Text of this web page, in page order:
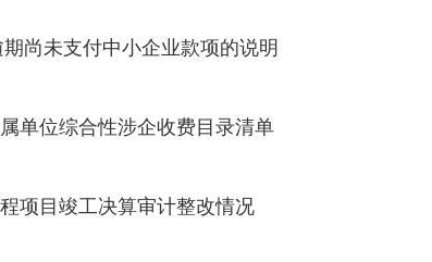
尚未支付中小企业款项的说明
单位综合性涉企收费目录清单
项目竣工决算审计整改情况